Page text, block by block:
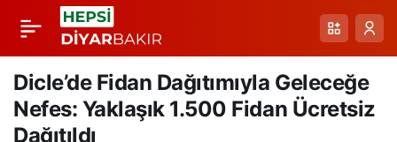
Dicle’de Fidan Dağıtımıyla Geleceğe
Nefes: Yaklaşık 1.500 Fidan Ücretsiz
Dağıtıldı
KKYDP 2026: Dicle’de
Kırsal Kalkınma
Yatırımlarında Yeni
Paylaş